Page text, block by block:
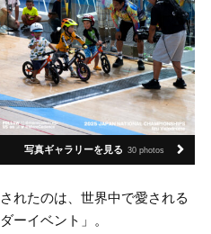
写真ギャラリーを見る 30 photos
れたのは、世界中で愛される
ーイベント」。